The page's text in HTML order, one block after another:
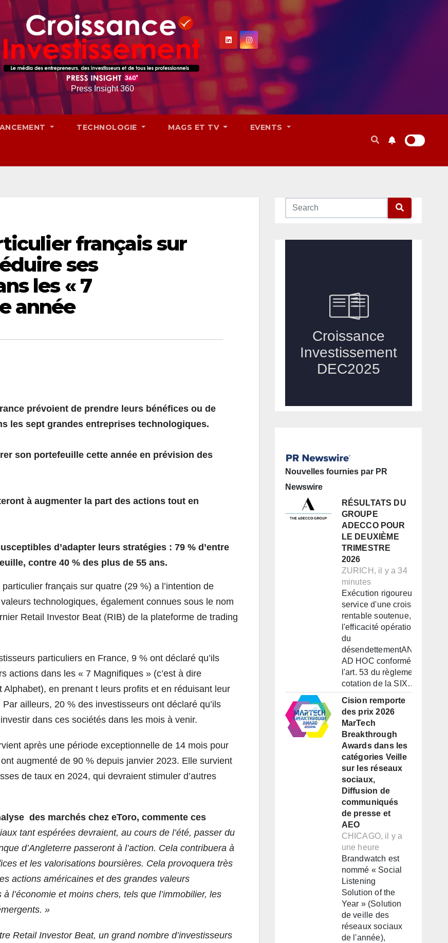
Press Insight 360
TECHNOLOGIE MAGS ET TV EVENTS
français sur
ses
les « 7
année
prévoient de prendre leurs bénéfices ou de
les sept grandes entreprises technologiques.
son portefeuille cette année en prévision des
à augmenter la part des actions tout en
d’adapter leurs stratégies : 79 % d’entre
contre 40 % des plus de 55 ans.
français sur quatre (29 %) a l’intention de
technologiques, également connues sous le nom
Retail Investor Beat (RIB) de la plateforme de trading
particuliers en France, 9 % ont déclaré qu’ils
actions dans les « 7 Magnifiques » (c’est à dire
en prenant t leurs profits et en réduisant leur
ailleurs, 20 % des investisseurs ont déclaré qu’ils
dans ces sociétés dans les mois à venir.
après une période exceptionnelle de 14 mois pour
augmenté de 90 % depuis janvier 2023. Elle survient
de taux en 2024, qui devraient stimuler d’autres
des marchés chez eToro, commente ces
tant espérées devraient, au cours de l’été, passer du
d’Angleterre passeront à l’action. Cela contribuera à
et les valorisations boursières. Cela provoquera très
actions américaines et des grandes valeurs
l’économie et moins chers, tels que l’immobilier, les
»
Retail Investor Beat, un grand nombre d’investisseurs
Nouvelles fournies par PR
Newswire
RÉSULTATS DU
GROUPE
ADECCO POUR
LE DEUXIÈME
TRIMESTRE
2026
ZURICH, il y a 34
minutes
Exécution rigoureuse au
service d'une croissance
rentable soutenue, de
l'efficacité opérationnelle et
du
désendettementANNONCE
AD HOC conformément à
l'art. 53 du règlement de
cotation de la SIX…
Cision remporte
des prix 2026
MarTech
Breakthrough
Awards dans les
catégories Veille
sur les réseaux
sociaux,
Diffusion de
communiqués
de presse et
AEO
CHICAGO, il y a
une heure
Brandwatch est
nommé « Social
Listening
Solution of the
Year » (Solution
de veille des
réseaux sociaux
de l'année),